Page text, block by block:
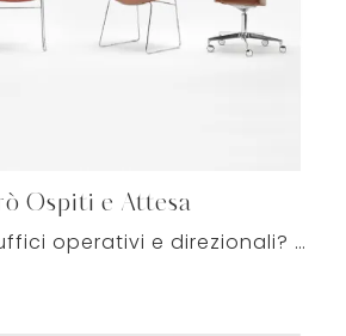
Ospiti e Attesa
Vuoi arredare uffici operativi e direzionali? Eccoti diverse proposte di sedie ospiti e attesa in tessuto, come il modello Mirò Ospiti e Attesa di ...